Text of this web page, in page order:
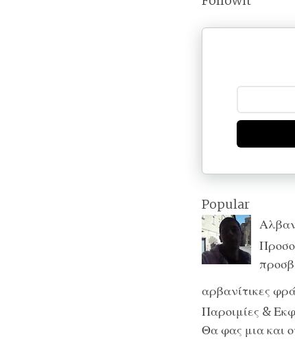
Popular
αρβανίτικες
Παροιμίες &
Θα φας μια και